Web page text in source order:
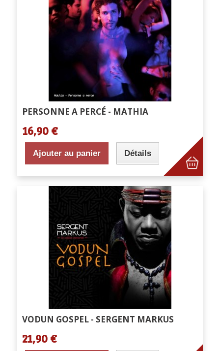
PERSONNE A PERCÉ - MATHIA
16,90 €
Ajouter au panier Détails
VODUN GOSPEL - SERGENT MARKUS
21,90 €